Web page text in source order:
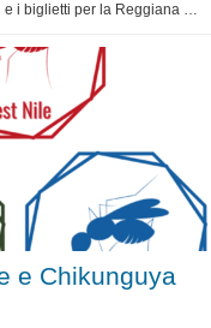
e i biglietti per la Reggiana …
e Chikunguya